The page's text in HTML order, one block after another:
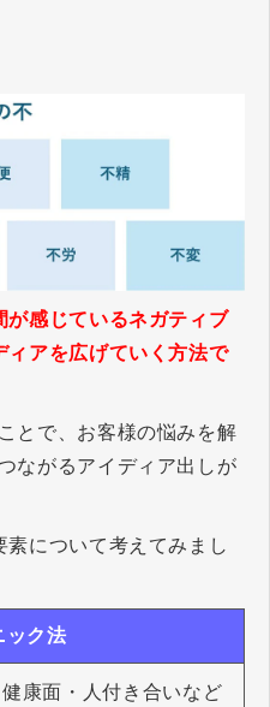
が感じているネガティブ
ィアを広げていく方法で
とで、お客様の悩みを解
ながるアイディア出しが
について考えてみまし
ック法
康面・人付き合いなど